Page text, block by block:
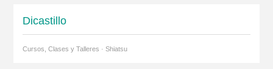
Dicastillo
Cursos, Clases y Talleres · Shiatsu